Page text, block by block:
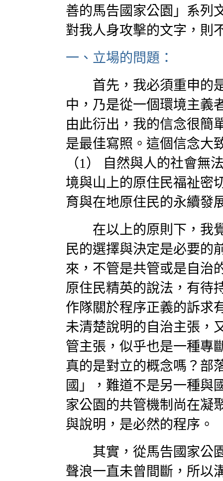
善的馬告國家公園」系列
對我人身攻擊的文字，則
一、立場的問題：
首先，我必須重申的是
中，乃是從一個環境主義
由此衍出，我的信念很簡
是最佳寫照。這個信念大
（1） 自然與人的社會無
境與山上的原住民福祉密
育與在地原住民的永續發
在以上的原則下，我覺
民的選擇與決定是必要的
來，不管是共管或是自治
原住民精英的說法，有待
作隊關於程序正義的訴求
未清楚說明的自治主張，
管主張，似乎也是一種專
真的是對立的概念嗎？部
國」，難道不是另一種與
家公園的共管機制尚在凝
與說明，是必然的程序。
其實，從馬告國家公園
聲浪一直未曾間斷，所以